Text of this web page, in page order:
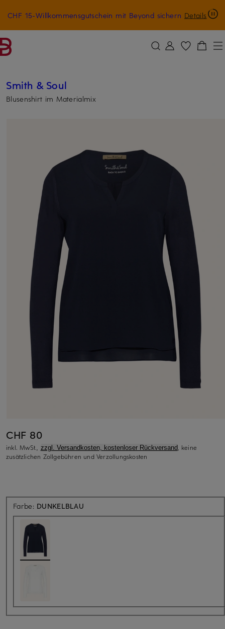
ZUM HAUPTINHALT ÜBERSPRINGEN ZUM SUCHFELD ÜBERSPRINGEN
CHF 15-Willkommensgutschein mit Beyond sichern Details
Smith & Soul
Blusenshirt im Materialmix
CHF 80
inkl. MwSt., zzgl. Versandkosten, kostenloser Rückversand, keine
zusätzlichen Zollgebühren und Verzollungskosten
Farbe: DUNKELBLAU